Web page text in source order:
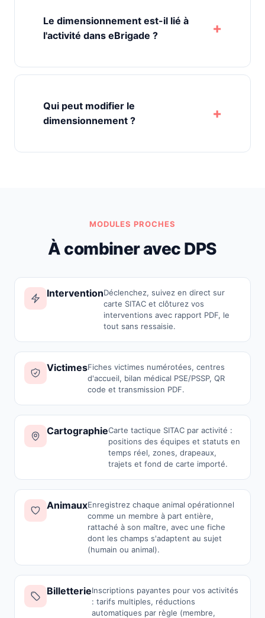
Le dimensionnement est-il lié à
l'activité dans eBrigade ?
Qui peut modifier le
dimensionnement ?
MODULES PROCHES
À combiner avec DPS
InterventionDéclenchez, suivez en direct sur
carte SITAC et clôturez vos
interventions avec rapport PDF, le
tout sans ressaisie.
VictimesFiches victimes numérotées, centres
d'accueil, bilan médical PSE/PSSP, QR
code et transmission PDF.
CartographieCarte tactique SITAC par activité :
positions des équipes et statuts en
temps réel, zones, drapeaux,
trajets et fond de carte importé.
AnimauxEnregistrez chaque animal opérationnel
comme un membre à part entière,
rattaché à son maître, avec une fiche
dont les champs s'adaptent au sujet
(humain ou animal).
BilletterieInscriptions payantes pour vos activités
: tarifs multiples, réductions
automatiques par règle (membre,